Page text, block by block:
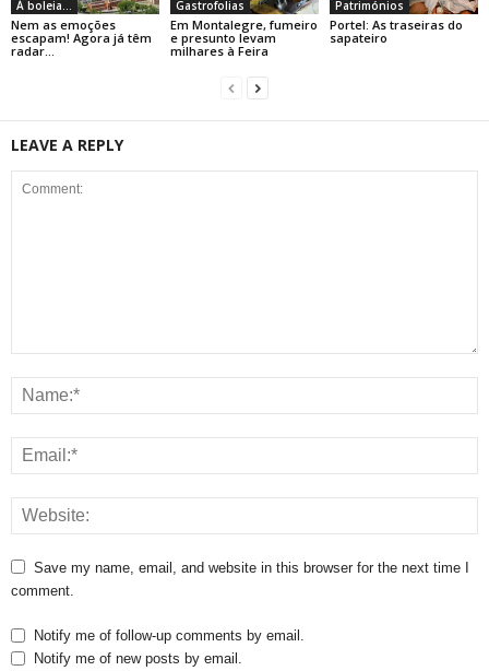
À boleia...
Nem as emoções
escapam! Agora já têm
radar…
Gastrofolias
Em Montalegre, fumeiro
e presunto levam
milhares à Feira
Patrimónios
Portel: As traseiras do
sapateiro
LEAVE A REPLY
Save my name, email, and website in this browser for the next time I
comment.
Notify me of follow-up comments by email.
Notify me of new posts by email.